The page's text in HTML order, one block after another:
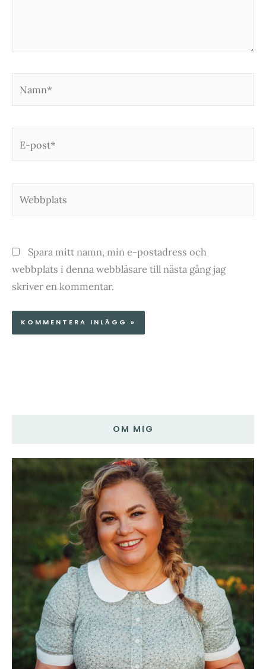
post*
Spara mitt namn, min e-postadress och
webbplats i denna webbläsare till nästa gång jag
skriver en kommentar.
OM MIG